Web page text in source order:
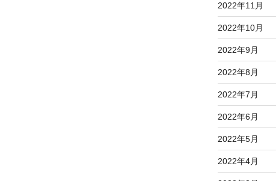
2022年11月
2022年10月
2022年9月
2022年8月
2022年7月
2022年6月
2022年5月
2022年4月